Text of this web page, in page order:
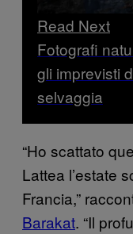
Read Next
Fotografi
gli imprevisti
selvaggia
“Ho scattato
Lattea l’estate
Francia,”
Barakat. “Il